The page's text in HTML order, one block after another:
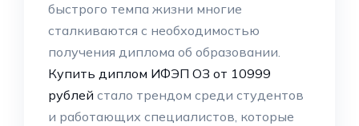
быстрого темпа жизни многие
сталкиваются с необходимостью
получения диплома об образовании.
Купить диплом ИФЭП ОЗ от 10999
рублей стало трендом среди студентов
и работающих специалистов, которые